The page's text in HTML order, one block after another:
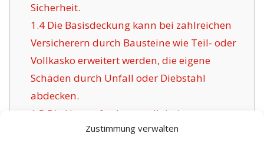
Zustimmung verwalten
Sicherheit.
1.4Die Basisdeckung kann bei zahlreichen
Versicherern durch Bausteine wie Teil- oder
Vollkasko erweitert werden, die eigene
Schäden durch Unfall oder Diebstahl
abdecken.
1.5 Die Herausforderung digitaler
Versicherungsunternehmen für Ingolstadt: